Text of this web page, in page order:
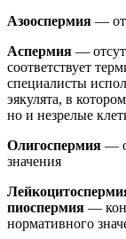
Азооспермия —
Аспермия —
соответствует
специалисты
эякулята, в
но и незрелые
Олигоспермия —
значения
пиоспермия —
нормативного